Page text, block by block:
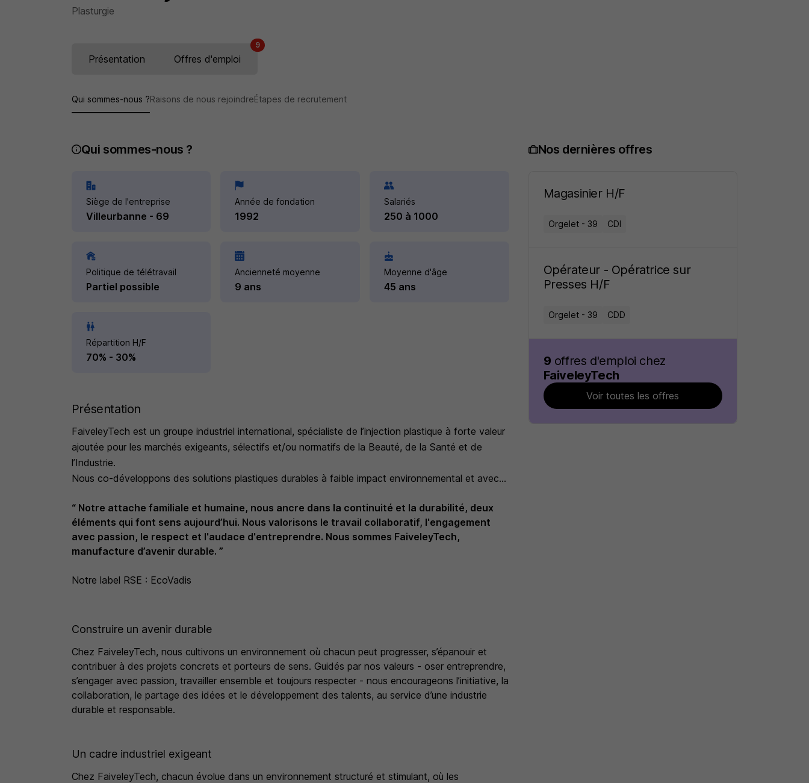
Plasturgie
Présentation Offres d'emploi
9
Qui sommes-nous ?Raisons de nous rejoindreÉtapes de recrutement
Qui sommes-nous ?
Siège de l'entreprise
Villeurbanne - 69
Année de fondation
1992
Salariés
250 à 1000
Politique de télétravail
Partiel possible
Ancienneté moyenne
9 ans
Moyenne d'âge
45 ans
Répartition H/F
70% - 30%
Présentation
FaiveleyTech est un groupe industriel international, spécialiste de l’injection plastique à forte valeur
ajoutée pour les marchés exigeants, sélectifs et/ou normatifs de la Beauté, de la Santé et de
l’Industrie.
Nous co-développons des solutions plastiques durables à faible impact environnemental et avec
Engagés pour une industrie durable et compétitive, nous mettons à disposition des moyens
industriels performants, pour accompagner la croissance de nos clients.
“ Notre attache familiale et humaine, nous ancre dans la continuité et la durabilité, deux
éléments qui font sens aujourd’hui. Nous valorisons le travail collaboratif, l'engagement
avec passion, le respect et l'audace d'entreprendre. Nous sommes FaiveleyTech,
manufacture d’avenir durable. ”
Notre label RSE : EcoVadis
Construire un avenir durable
Chez FaiveleyTech, nous cultivons un environnement où chacun peut progresser, s’épanouir et
contribuer à des projets concrets et porteurs de sens. Guidés par nos valeurs - oser entreprendre,
s’engager avec passion, travailler ensemble et toujours respecter - nous encourageons l’initiative, la
collaboration, le partage des idées et le développement des talents, au service d’une industrie
durable et responsable.
Un cadre industriel exigeant
Chez FaiveleyTech, chacun évolue dans un environnement structuré et stimulant, où les
Nos dernières offres
Magasinier H/F
Orgelet - 39 CDI
Opérateur - Opératrice sur
Presses H/F
Orgelet - 39 CDD
9 offres d'emploi chez
FaiveleyTech
Voir toutes les offres